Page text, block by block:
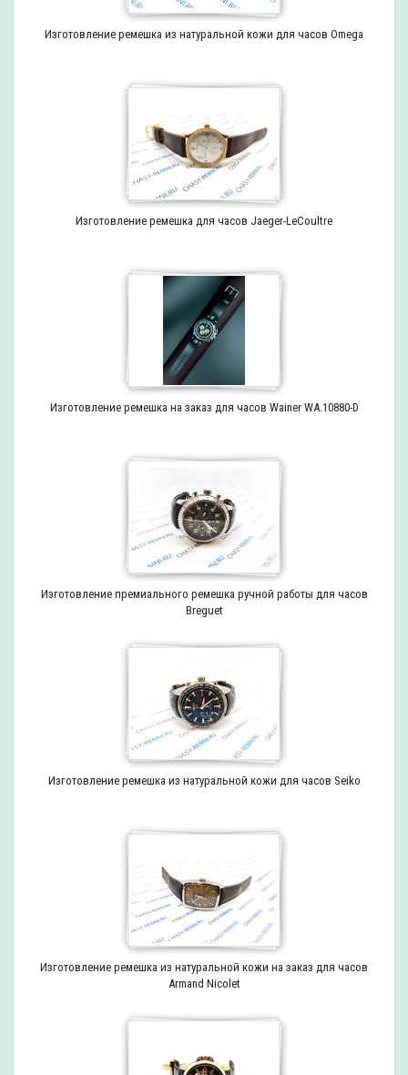
Изготовление ремешка из натуральной кожи для часов Omega
Изготовление ремешка для часов Jaeger-LeCoultre
Изготовление ремешка на заказ для часов Wainer WA.10880-D
Изготовление премиального ремешка ручной работы для часов
Breguet
Изготовление ремешка из натуральной кожи для часов Seiko
Изготовление ремешка из натуральной кожи на заказ для часов
Armand Nicolet